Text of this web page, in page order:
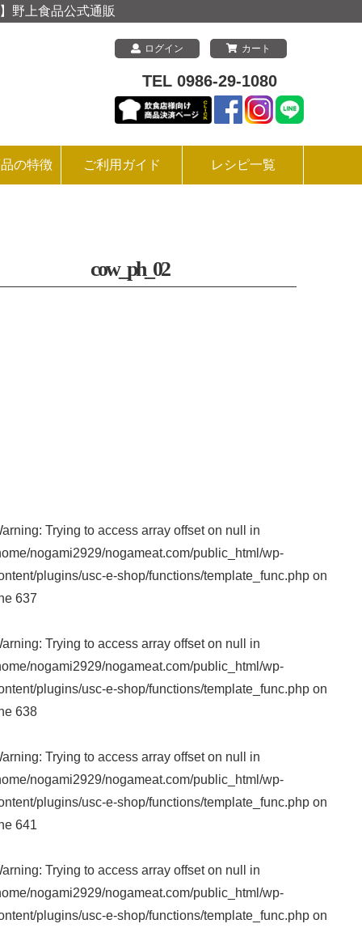
野上食品公式通販
ログイン カート
TEL 0986-29-1080
の特徴 ご利用ガイド レシピ一覧
cow_ph_02
: Trying to access array offset on null in
nogami2929/nogameat.com/public_html/wp-
plugins/usc-e-shop/functions/template_func.phpon
637
: Trying to access array offset on null in
nogami2929/nogameat.com/public_html/wp-
plugins/usc-e-shop/functions/template_func.phpon
638
: Trying to access array offset on null in
nogami2929/nogameat.com/public_html/wp-
plugins/usc-e-shop/functions/template_func.phpon
641
: Trying to access array offset on null in
nogami2929/nogameat.com/public_html/wp-
plugins/usc-e-shop/functions/template_func.phpon